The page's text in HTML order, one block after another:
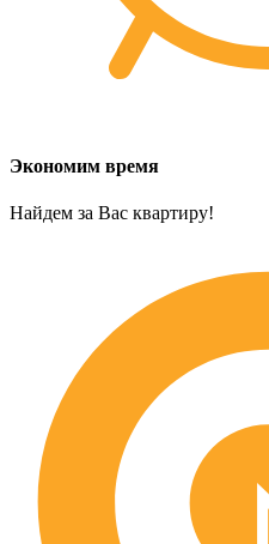
Экономим время
Найдем за Вас квартиру!